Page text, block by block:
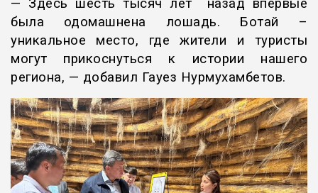
— Здесь шесть тысяч лет назад впервые
была одомашнена лошадь. Ботай –
уникальное место, где жители и туристы
могут прикоснуться к истории нашего
региона, — добавил Гауез Нурмухамбетов.